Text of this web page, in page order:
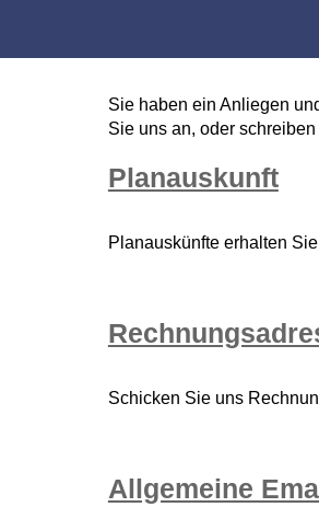
Sie haben ein Anliegen
Sie uns an, oder
Planauskunft
Planauskünfte erhalten
Schicken Sie uns
Allgemeine